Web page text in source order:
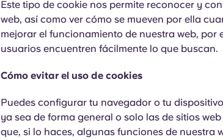
Este tipo de cookie nos permite reconocer y
web, así como ver cómo se mueven por ella
mejorar el funcionamiento de nuestra web, por
usuarios encuentren fácilmente lo que buscan.
Cómo evitar el uso de cookies
Puedes configurar tu navegador o tu
ya sea de forma general o solo las de sitios
que, si lo haces, algunas funciones de nuestra